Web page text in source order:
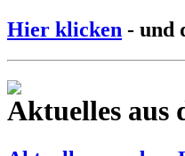
Hier klicken - und
Aktuelles aus